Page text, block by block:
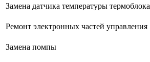
Замена датчика температуры термоблока
Ремонт электронных частей управления
Замена помпы